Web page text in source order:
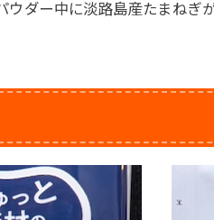
ウダー中に淡路島産たまねぎ